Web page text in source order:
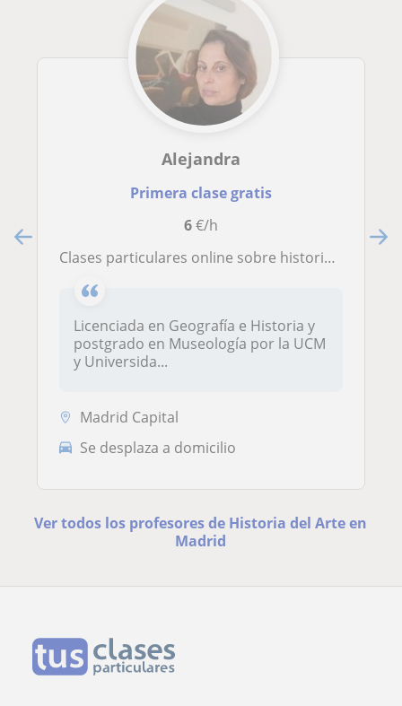
Alejandra
Primera clase gratis
6€/h
Clases particulares online sobre historia del arte con especialidad en arte contemporáneo
Licenciada en Geografía e Historia y
postgrado en Museología por la UCM
y Universida...
Madrid Capital
Se desplaza a domicilio
Ver todos los profesores de Historia del Arte en
Madrid